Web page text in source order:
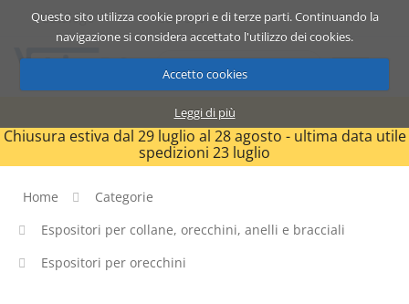
Questo sito utilizza cookie propri e di terze parti. Continuando la
navigazione si considera accettato l'utilizzo dei cookies.
Accetto cookies
Leggi di più
Catalogo Carrello ITA
Chiusura estiva dal 29 luglio al 28 agosto - ultima data utile
spedizioni 23 luglio
Home
Categorie
Espositori per collane, orecchini, anelli e bracciali
Espositori per orecchini